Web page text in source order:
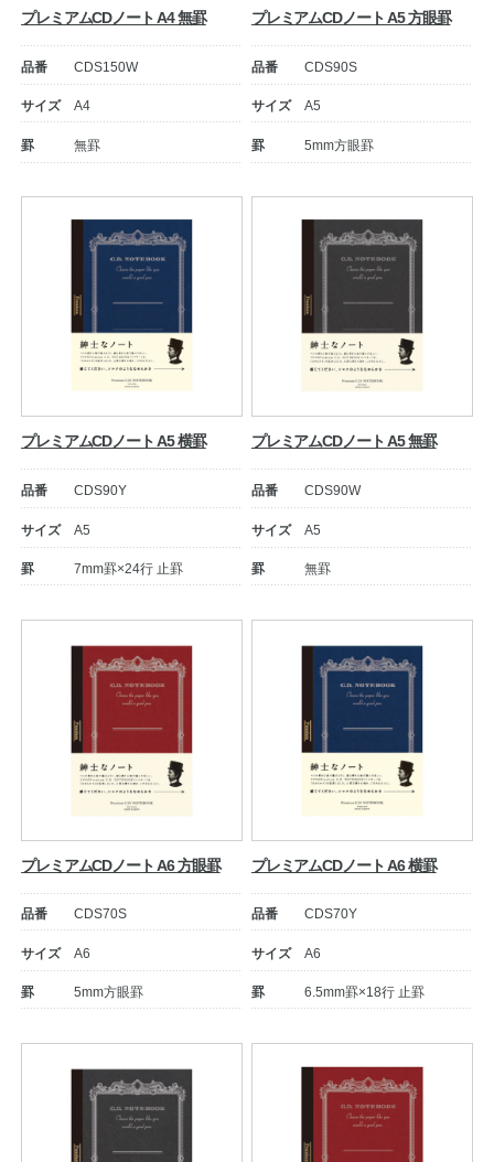
法人のお客様へ
OEMご希望の方へ
公式アカウント
日本ノート
プレミアムCDノート A4 無罫
品番 CDS150W
サイズ A4
罫 無罫
プレミアムCDノート A5 方眼罫
品番 CDS90S
サイズ A5
罫 5mm方眼罫
プレミアムCDノート A5 横罫
品番 CDS90Y
サイズ A5
罫 7mm罫×24行 止罫
プレミアムCDノート A5 無罫
品番 CDS90W
サイズ A5
罫 無罫
プレミアムCDノート A6 方眼罫
品番 CDS70S
サイズ A6
罫 5mm方眼罫
プレミアムCDノート A6 横罫
品番 CDS70Y
サイズ A6
罫 6.5mm罫×18行 止罫